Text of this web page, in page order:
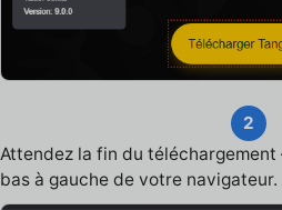
2
Attendez la fin du
bas à gauche de votre navigateur.